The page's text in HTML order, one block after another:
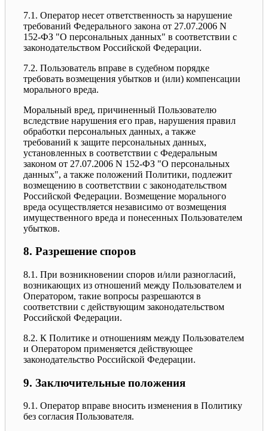
7.1. Оператор несет ответственность за нарушение
требований Федерального закона от 27.07.2006 N
152-ФЗ "О персональных данных" в соответствии с
законодательством Российской Федерации.
7.2. Пользователь вправе в судебном порядке
требовать возмещения убытков и (или) компенсации
морального вреда.
Моральный вред, причиненный Пользователю
вследствие нарушения его прав, нарушения правил
обработки персональных данных, а также
требований к защите персональных данных,
установленных в соответствии с Федеральным
законом от 27.07.2006 N 152-ФЗ "О персональных
данных", а также положений Политики, подлежит
возмещению в соответствии с законодательством
Российской Федерации. Возмещение морального
вреда осуществляется независимо от возмещения
имущественного вреда и понесенных Пользователем
убытков.
8. Разрешение споров
8.1. При возникновении споров и/или разногласий,
возникающих из отношений между Пользователем и
Оператором, такие вопросы разрешаются в
соответствии с действующим законодательством
Российской Федерации.
8.2. К Политике и отношениям между Пользователем
и Оператором применяется действующее
законодательство Российской Федерации.
9. Заключительные положения
9.1. Оператор вправе вносить изменения в Политику
без согласия Пользователя.